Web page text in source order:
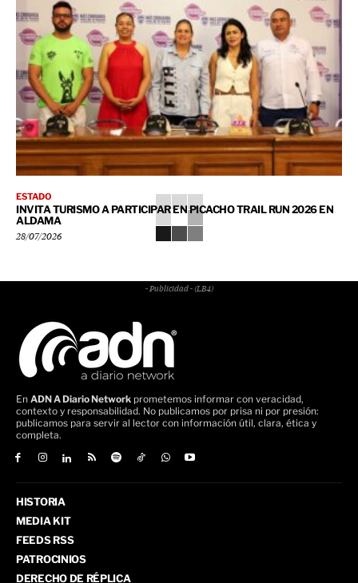
ESTADO
INVITA TURISMO A PARTICIPAR EN PICACHO TRAIL RUN 2026 EN
ALDAMA
28/07/2026
- Publicidad - (LB4)
En ADN A Diario Network prometemos informar con veracidad,
contexto y responsabilidad. No publicamos por prisa ni por presión:
publicamos para servir al lector con información útil, clara, ética y
completa.
HISTORIA
MEDIA KIT
FEEDS RSS
PATROCINIOS
DERECHO DE RÉPLICA